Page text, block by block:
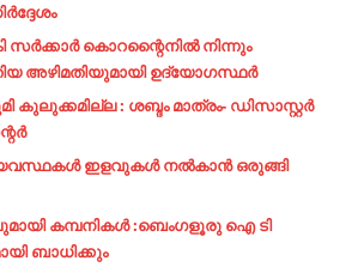
കൊറന്റൈനിൽ നിന്നും
അഴിമതിയുമായി ഉദ്യോഗസ്ഥർ
കുലുക്കമില്ല : ശബ്ദം മാത്രം- ഡിസാസ്റ്റർ
ഇളവുകൾ നൽകാൻ ഒരുങ്ങി
കമ്പനികൾ :ബെംഗളൂരു ഐ ടി
ബാധിക്കും